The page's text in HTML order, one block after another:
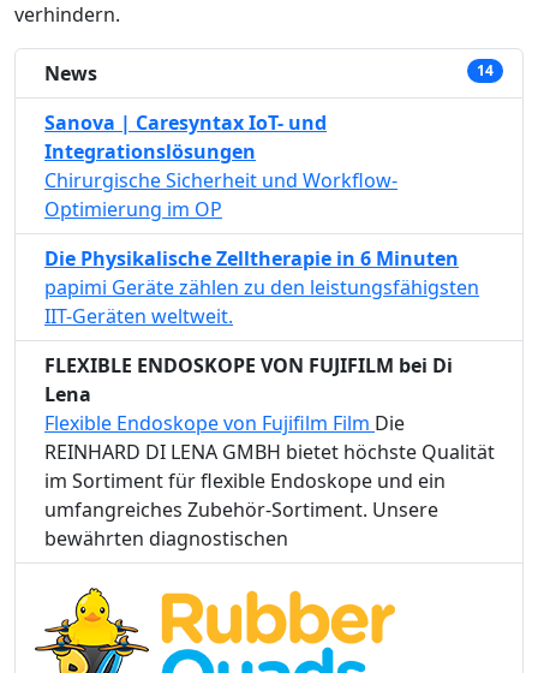
verhindern.
News 14
Sanova | Caresyntax IoT- und
Integrationslösungen
Chirurgische Sicherheit und Workflow-
Optimierung im OP
Die Physikalische Zelltherapie in 6 Minuten
papimi Geräte zählen zu den leistungsfähigsten
IIT-Geräten weltweit.
FLEXIBLE ENDOSKOPE VON FUJIFILM bei Di
Lena
Flexible Endoskope von Fujifilm Film Die
REINHARD DI LENA GMBH bietet höchste Qualität
im Sortiment für flexible Endoskope und ein
umfangreiches Zubehör-Sortiment. Unsere
bewährten diagnostischen